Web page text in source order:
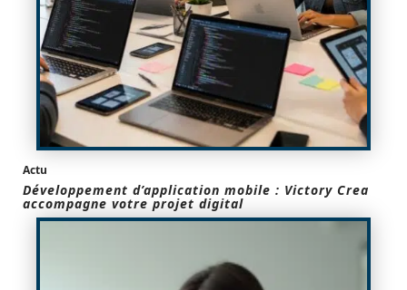
Actu
Développement d’application mobile : Victory Crea
accompagne votre projet digital